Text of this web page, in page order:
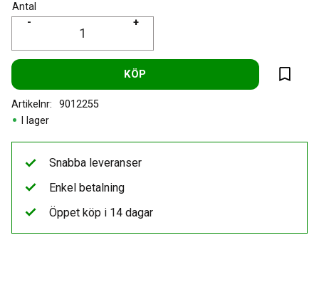
Antal
+
-
KÖP
Lägg
I lager
Artikelnr 9012255
Snabba leveranser
Enkel betalning
Öppet köp i 14 dagar